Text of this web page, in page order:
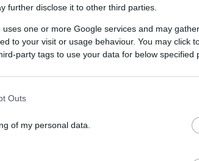
further disclose it to other third parties.
one or more Google services and may
to your visit or usage behaviour. You may click
party tags to use your data for below specified
Outs
of my personal data.
Rubik -
Rubik -